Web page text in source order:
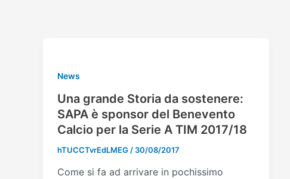
News
Una grande Storia da sostenere:
SAPA è sponsor del Benevento
Calcio per la Serie A TIM 2017/18
hTUCCTvrEdLMEG / 30/08/2017
Come si fa ad arrivare in pochissimo